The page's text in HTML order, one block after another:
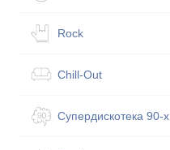
Rock
Chill-Out
Супердискотека 90-х